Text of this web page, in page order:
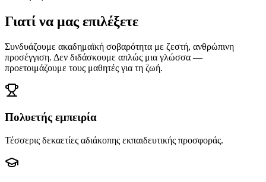
Γιατί να μας επιλέξετε
Συνδυάζουμε ακαδημαϊκή σοβαρότητα με ζεστή, ανθρώπινη
προσέγγιση. Δεν διδάσκουμε απλώς μια γλώσσα —
προετοιμάζουμε τους μαθητές για τη ζωή.
Πολυετής εμπειρία
Τέσσερις δεκαετίες αδιάκοπης εκπαιδευτικής προσφοράς.